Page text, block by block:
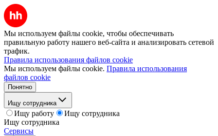
Мы используем файлы cookie, чтобы обеспечивать
правильную работу нашего веб-сайта и анализировать сетевой
трафик.
Правила использования файлов cookie
Мы используем файлы cookie. Правила использования
файлов cookie
Понятно
Ищу сотрудника
Ищу работу
Ищу сотрудника
Ищу сотрудника
Сервисы